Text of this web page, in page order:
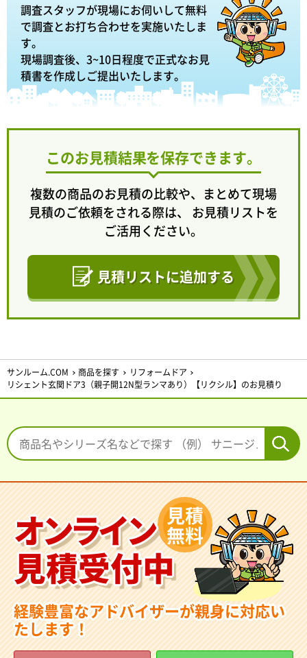
調査スタッフが現場にお伺いして無料
で調査とお打ち合わせを実施いたしま
す。
現場調査後、3~10日程度で正式なお見
積書を作成しご提出いたします。
このお見積結果を保存できます。
複数の商品のお見積の比較や、まとめて現場
見積のご依頼をされる際は、 お見積リストを
ご活用ください。
見積リストに追加する
サンルーム.COM 商品を探す
リフォームドア
リシェント玄関ドア3（親子開12N型ランマあり）【リクシル】のお見積り
オンライン
見積受付中
見積
無料
経験豊富なアドバイザーが親身に対応い
たします！